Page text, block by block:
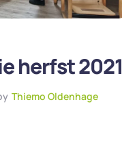
herfst 2021
Thiemo Oldenhage